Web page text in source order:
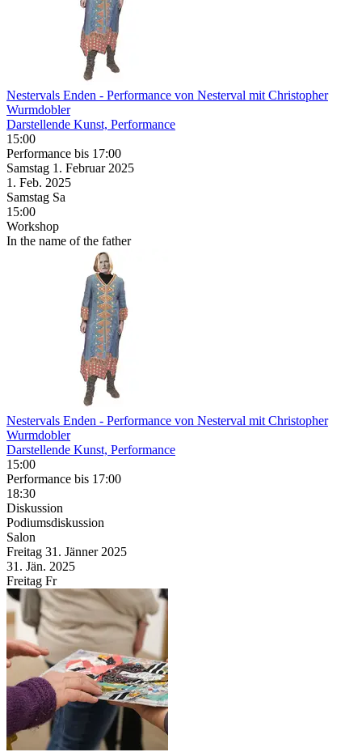
Nestervals Enden - Performance von Nesterval mit Christopher
Wurmdobler
Darstellende Kunst, Performance
15:00
Performance bis 17:00
Samstag 1. Februar 2025
1. Feb. 2025
Samstag Sa
15:00
Workshop
In the name of the father
Nestervals Enden - Performance von Nesterval mit Christopher
Wurmdobler
Darstellende Kunst, Performance
15:00
Performance bis 17:00
18:30
Diskussion
Podiumsdiskussion
Salon
Freitag 31. Jänner 2025
31. Jän. 2025
Freitag Fr